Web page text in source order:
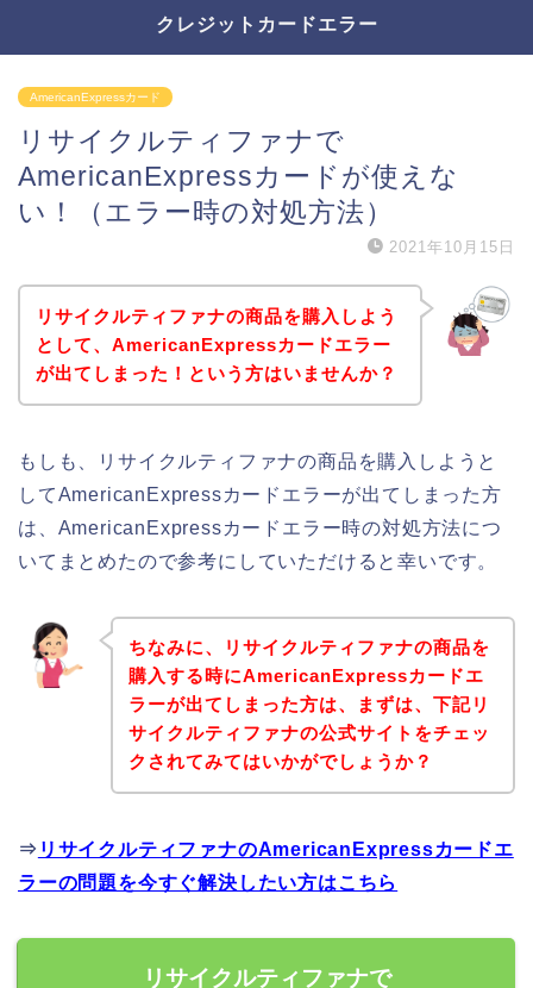
クレジットカードエラー
AmericanExpressカード
リサイクルティファナで
AmericanExpressカードが使えな
い！（エラー時の対処方法）
2021年10月15日
リサイクルティファナの商品を購入しよう
として、AmericanExpressカードエラー
が出てしまった！という方はいませんか？
もしも、リサイクルティファナの商品を購入しようと
してAmericanExpressカードエラーが出てしまった方
は、AmericanExpressカードエラー時の対処方法につ
いてまとめたので参考にしていただけると幸いです。
ちなみに、リサイクルティファナの商品を
購入する時にAmericanExpressカードエ
ラーが出てしまった方は、まずは、下記リ
サイクルティファナの公式サイトをチェッ
クされてみてはいかがでしょうか？
⇒ リサイクルティファナのAmericanExpressカードエ
ラーの問題を今すぐ解決したい方はこちら
リサイクルティファナで